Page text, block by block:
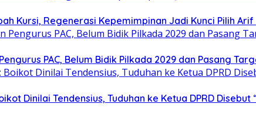
Kursi, Regenerasi Kepemimpinan Jadi Kunci Pilih Arif
PAC, Belum Bidik Pilkada 2029 dan Pasang
Dinilai Tendensius, Tuduhan ke Ketua DPRD